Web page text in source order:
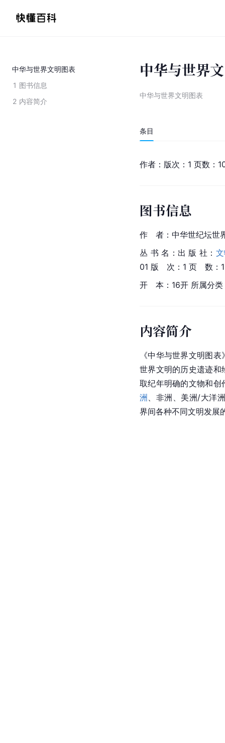
中华与世界文明图表
1 图书信息
2 内容简介
中华与世界
中华与世界文明图表
条目
作者：版次：1 页数：
图书信息
作　者：中华世纪坛世
丛 书 名：出 版 社：
01 版　次：1 页　数：
开　本：16开 所属分
内容简介
《中华与世界文明图
世界文明的历史遗迹和
取纪年明确的文物和
洲
非洲 美洲/大洋
界间各种不同文明发展